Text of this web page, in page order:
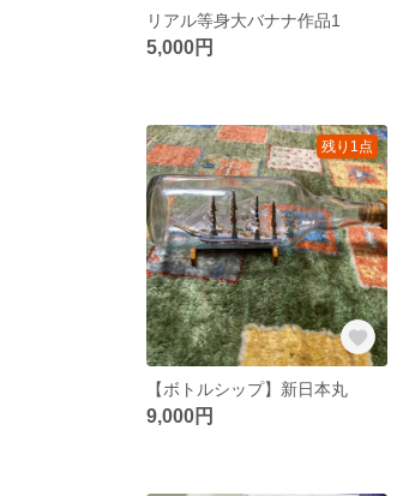
リアル等身大バナナ作品1
5,000円
残り1点
【ボトルシップ】新日本丸
9,000円